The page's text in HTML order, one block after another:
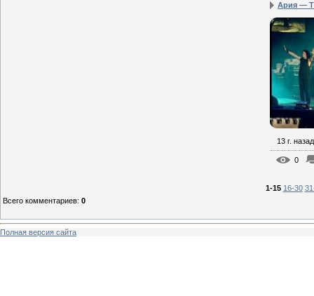
Ария —
13 г. назад
0
1-15 16-30
Всего комментариев: 0
Полная версия сайта